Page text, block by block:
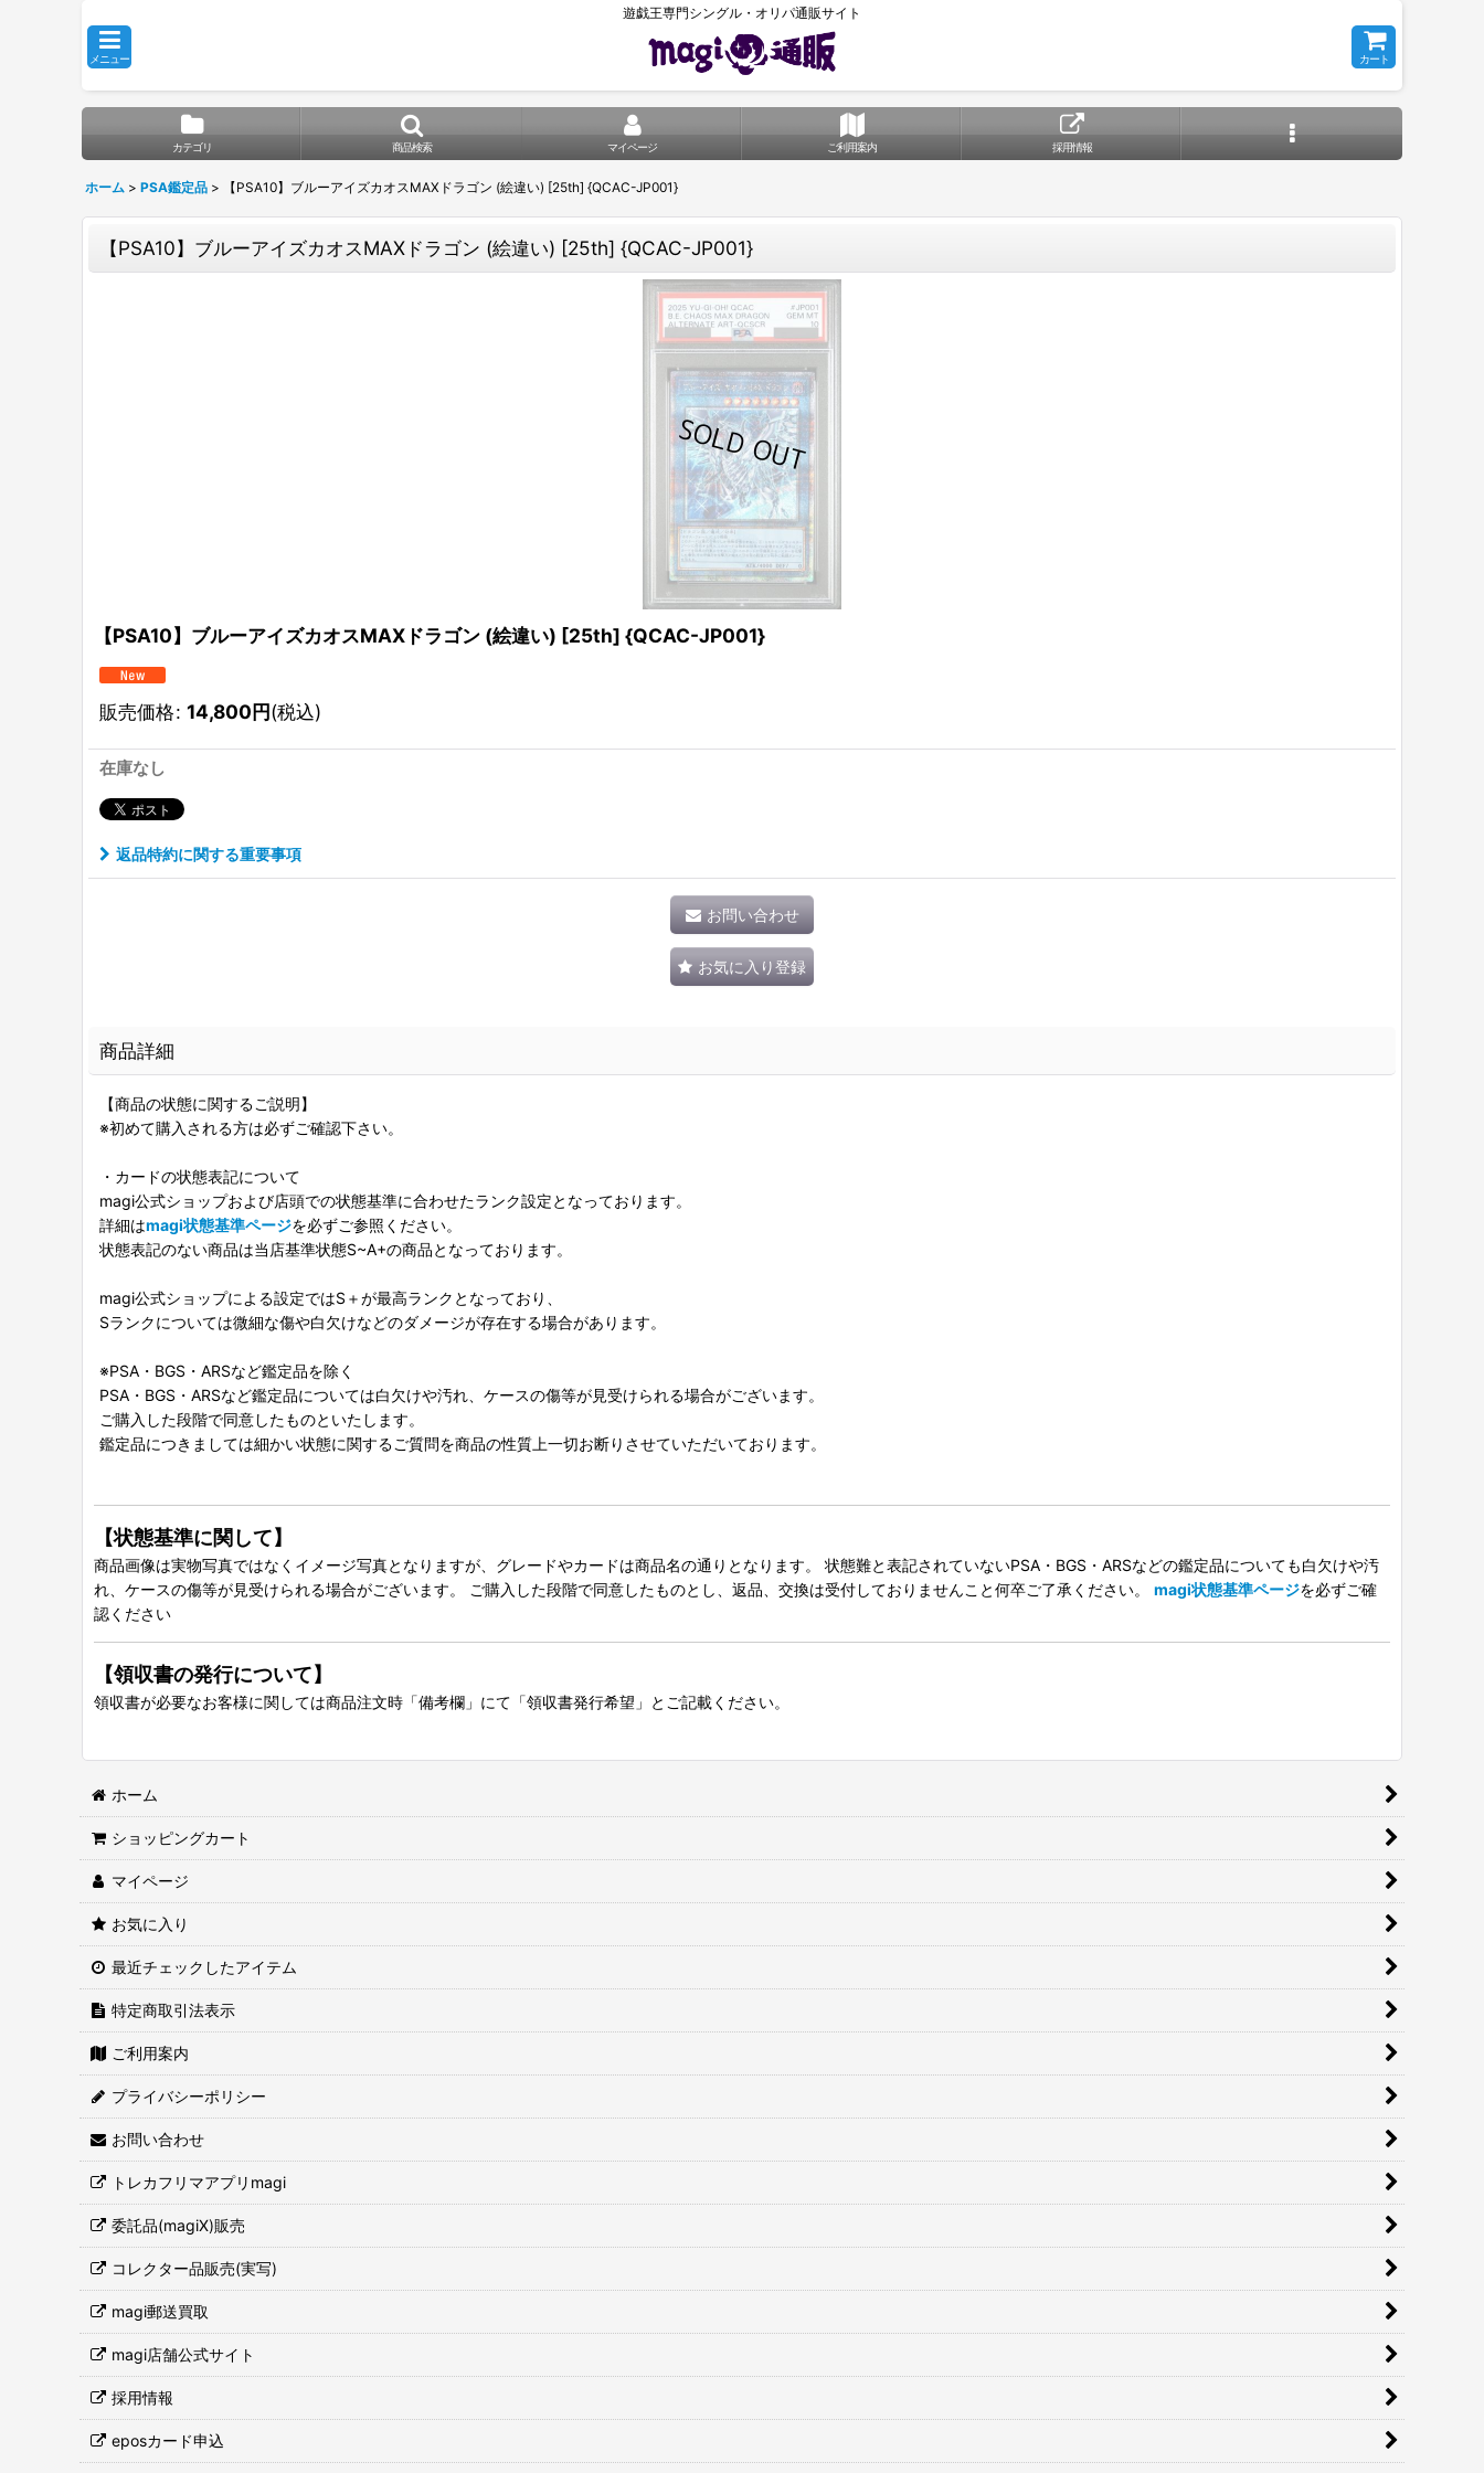
遊戯王専門シングル・オリパ通販サイト
メニュー カート
カテゴリ 商品検索 マイページ ご利用案内 採用情報
ホーム > PSA鑑定品 > 【PSA10】ブルーアイズカオスMAXドラゴン (絵違い) [25th] {QCAC-JP001}
【PSA10】ブルーアイズカオスMAXドラゴン (絵違い) [25th] {QCAC-JP001}
【PSA10】ブルーアイズカオスMAXドラゴン (絵違い) [25th] {QCAC-JP001}
販売価格: 14,800円(税込)
在庫なし
返品特約に関する重要事項
お問い合わせ
お気に入り登録
商品詳細
【商品の状態に関するご説明】
※初めて購入される方は必ずご確認下さい。
・カードの状態表記について
magi公式ショップおよび店頭での状態基準に合わせたランク設定となっております。
詳細はmagi状態基準ページを必ずご参照ください。
状態表記のない商品は当店基準状態S~A+の商品となっております。
magi公式ショップによる設定ではS＋が最高ランクとなっており、
Sランクについては微細な傷や白欠けなどのダメージが存在する場合があります。
※PSA・BGS・ARSなど鑑定品を除く
PSA・BGS・ARSなど鑑定品については白欠けや汚れ、ケースの傷等が見受けられる場合がございます。
ご購入した段階で同意したものといたします。
鑑定品につきましては細かい状態に関するご質問を商品の性質上一切お断りさせていただいております。
【状態基準に関して】
商品画像は実物写真ではなくイメージ写真となりますが、グレードやカードは商品名の通りとなります。 状態難と表記されていないPSA・BGS・ARSなどの鑑定品についても白欠けや汚
れ、ケースの傷等が見受けられる場合がございます。 ご購入した段階で同意したものとし、返品、交換は受付しておりませんこと何卒ご了承ください。 magi状態基準ページを必ずご確
認ください
【領収書の発行について】
領収書が必要なお客様に関しては商品注文時「備考欄」にて「領収書発行希望」とご記載ください。
ホーム
ショッピングカート
マイページ
お気に入り
最近チェックしたアイテム
特定商取引法表示
ご利用案内
プライバシーポリシー
お問い合わせ
トレカフリマアプリmagi
委託品(magiX)販売
コレクター品販売(実写)
magi郵送買取
magi店舗公式サイト
採用情報
eposカード申込